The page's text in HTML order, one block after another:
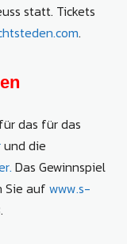
statt. Tickets
.
das für das
und die
Das Gewinnspiel
Sie auf www.s-